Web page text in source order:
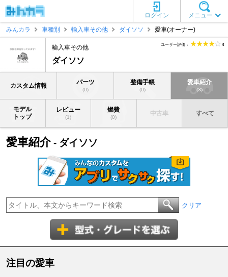
メニュー
ログイン
みんカラ
車種別 輸入車その他 ダイソソ 愛車(オーナー)
輸入車その他
ダイソソ
ユーザー評価： 4
カスタム情報 パーツ
(0)
整備手帳
(0)
愛車紹介
(3)
モデル
トップ
レビュー
(1)
燃費
(0)
中古車 すべて
愛車紹介- ダイソソ
クリア
注目の愛車